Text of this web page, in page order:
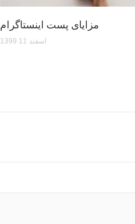
مزایای پست اینستاگرام
1399 اسفند 11